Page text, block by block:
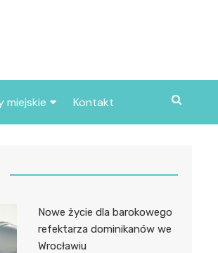
miejskie Kontakt
Nowe życie dla barokowego
refektarza dominikanów we
Wrocławiu